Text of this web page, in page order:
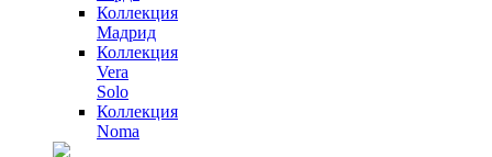
Коллекция
Мадрид
Коллекция
Vera
Solo
Коллекция
Noma